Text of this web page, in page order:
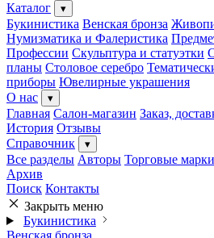
Каталог
▾
Букинистика Венская бронза
Нумизматика и Фалеристика
Профессии Скульптура и статуэтки
планы Столовое серебро
приборы Ювелирные украшения
О нас
▾
Главная Салон-магазин Заказ,
История Отзывы
Справочник
▾
Все разделы Авторы Торговые марки
Архив
Поиск Контакты
Закрыть меню
Букинистика
Венская бронза